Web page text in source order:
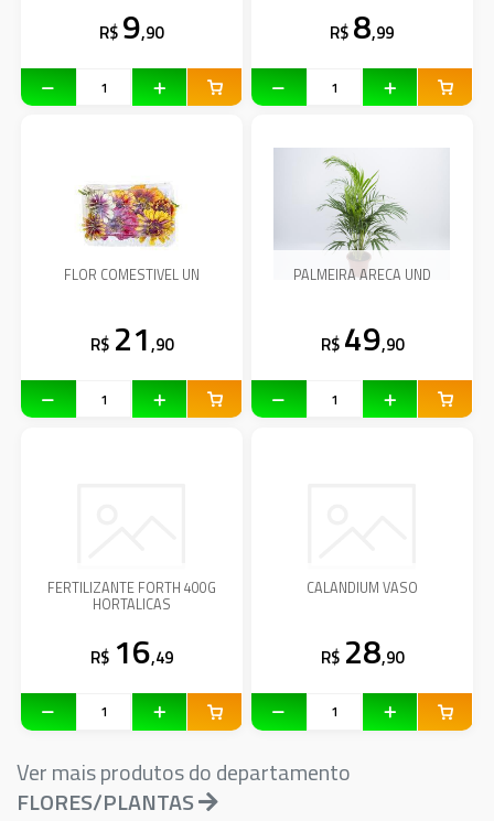
R$ 9,90 R$ 8,99
FLOR COMESTIVEL UN
R$ 21,90
PALMEIRA ARECA UND
R$ 49,90
FERTILIZANTE FORTH 400G
HORTALICAS
R$ 16,49
CALANDIUM VASO
R$ 28,90
Ver mais produtos do departamento
FLORES/PLANTAS